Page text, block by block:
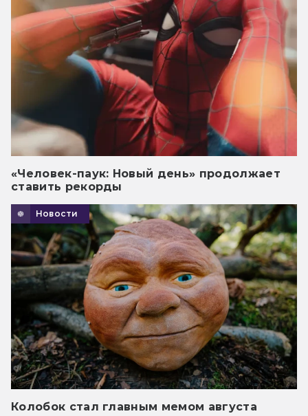
«Человек-паук: Новый день» продолжает
ставить рекорды
Новости
Колобок стал главным мемом августа